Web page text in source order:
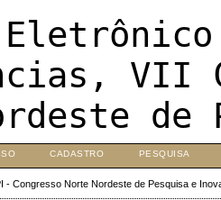
VII
de
CADASTRO PESQUISA
- Congresso Norte Nordeste de Pesquisa e